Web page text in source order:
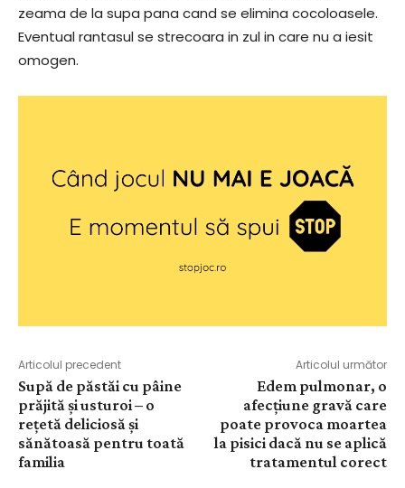
zeama de la supa pana cand se elimina cocoloasele.
Eventual rantasul se strecoara in zul in care nu a iesit
omogen.
Articolul precedent
Supă de păstăi cu pâine
prăjită și usturoi – o
rețetă deliciosă și
sănătoasă pentru toată
familia
Articolul următor
Edem pulmonar, o
afecțiune gravă care
poate provoca moartea
la pisici dacă nu se aplică
tratamentul corect